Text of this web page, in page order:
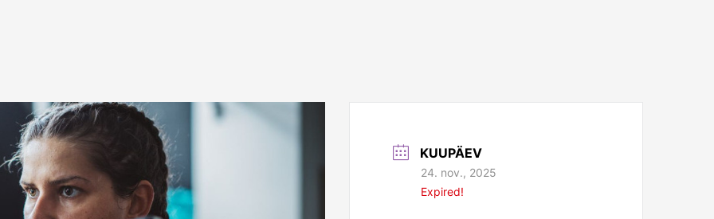
KUUPÄEV
24. nov., 2025
Expired!